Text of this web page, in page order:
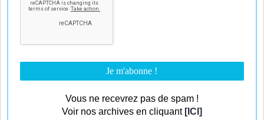
Vous ne recevrez pas de spam !
Voir nos archives en cliquant [ICI]